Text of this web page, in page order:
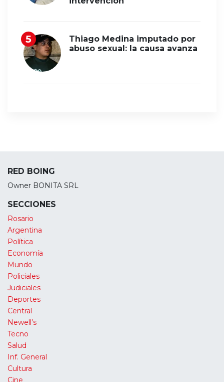
Thiago Medina imputado por
abuso sexual: la causa avanza
RED BOING
Owner BONITA SRL
SECCIONES
Rosario
Argentina
Política
Economía
Mundo
Policiales
Judiciales
Deportes
Central
Newell’s
Tecno
Salud
Inf. General
Cultura
Cine